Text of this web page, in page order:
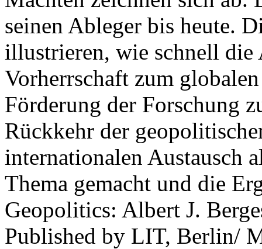
seinen Ableger bis heute.
illustrieren, wie schnell die
Vorherrschaft zum
Förderung der Forschung
Rückkehr der
internationalen Austausch
Thema gemacht und die
Geopolitics: Albert J.
Published by LIT, Berlin/